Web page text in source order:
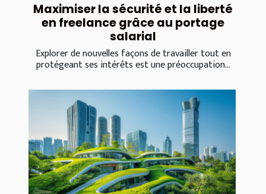
Maximiser la sécurité et la liberté
en freelance grâce au portage
salarial
Explorer de nouvelles façons de travailler tout en
protégeant ses intérêts est une préoccupation...